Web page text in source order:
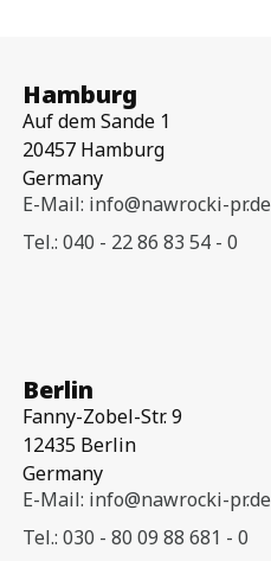
Hamburg
Auf dem Sande 1
20457 Hamburg
Germany
E-Mail: info@nawrocki-pr.de
Tel.: 040 - 22 86 83 54 - 0
Berlin
Fanny-Zobel-Str. 9
12435 Berlin
Germany
E-Mail: info@nawrocki-pr.de
Tel.: 030 - 80 09 88 681 - 0